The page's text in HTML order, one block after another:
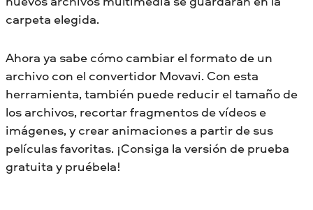
carpeta elegida.
Ahora ya sabe cómo cambiar el formato de un
archivo con el convertidor Movavi. Con esta
herramienta, también puede reducir el tamaño de
los archivos, recortar fragmentos de vídeos e
imágenes, y crear animaciones a partir de sus
películas favoritas. ¡Consiga la versión de prueba
gratuita y pruébela!